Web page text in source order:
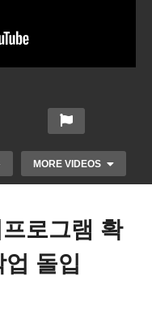
MORE VIDEOS
로그램 확
돌입